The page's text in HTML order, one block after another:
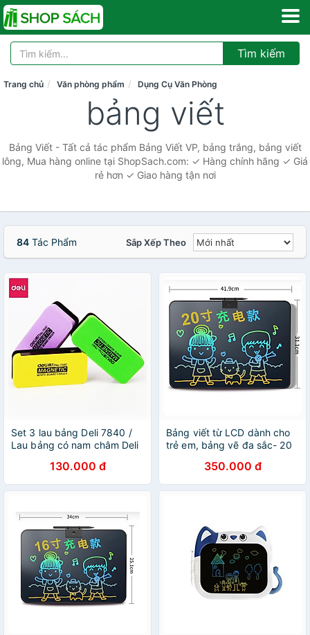
Tìm kiếm
Trang chủ Văn phòng phẩm Dụng Cụ Văn Phòng
bảng viết
Bảng Viết - Tất cả tác phẩm Bảng Viết VP, bảng trắng, bảng viết
lông, Mua hàng online tại ShopSach.com: ✓ Hàng chính hãng ✓ Giá
rẻ hơn ✓ Giao hàng tận nơi
84 Tác Phẩm Sắp Xếp Theo
Set 3 lau bảng Deli 7840 /
Lau bảng có nam châm Deli
130.000 đ
Bảng viết từ LCD dành cho
trẻ em, bảng vẽ đa sắc- 20
350.000 đ